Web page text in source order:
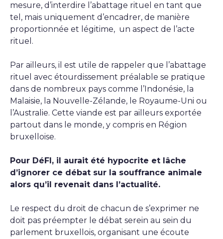
mesure, d’interdire l’abattage rituel en tant que
tel, mais uniquement d’encadrer, de manière
proportionnée et légitime, un aspect de l’acte
rituel.
Par ailleurs, il est utile de rappeler que l’abattage
rituel avec étourdissement préalable se pratique
dans de nombreux pays comme l’Indonésie, la
Malaisie, la Nouvelle-Zélande, le Royaume-Uni ou
l’Australie. Cette viande est par ailleurs exportée
partout dans le monde, y compris en Région
bruxelloise.
Pour DéFI, il aurait été hypocrite et lâche
d’ignorer ce débat sur la souffrance animale
alors qu’il revenait dans l’actualité.
Le respect du droit de chacun de s’exprimer ne
doit pas préempter le débat serein au sein du
parlement bruxellois, organisant une écoute